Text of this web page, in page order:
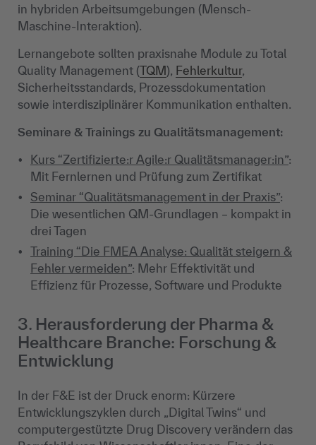
in hybriden Arbeitsumgebungen (Mensch-
Maschine-Interaktion).
Lernangebote sollten praxisnahe Module zu Total
Quality Management (TQM), Fehlerkultur,
Sicherheitsstandards, Prozessdokumentation
sowie interdisziplinärer Kommunikation enthalten.
Seminare & Trainings zu Qualitätsmanagement:
Kurs “Zertifizierte:r Agile:r Qualitätsmanager:in”:
Mit Fernlernen und Prüfung zum Zertifikat
Seminar “Qualitätsmanagement in der Praxis”:
Die wesentlichen QM-Grundlagen – kompakt in
drei Tagen
Training “Die FMEA Analyse: Qualität steigern &
Fehler vermeiden”: Mehr Effektivität und
Effizienz für Prozesse, Software und Produkte
3. Herausforderung der Pharma &
Healthcare Branche: Forschung &
Entwicklung
In der F&E ist der Druck enorm: Kürzere
Entwicklungszyklen durch „Digital Twins“ und
computergestützte Drug Discovery verändern das